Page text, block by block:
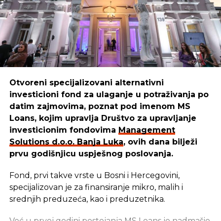
Otvoreni specijalizovani alternativni
investicioni fond za ulaganje u potraživanja po
datim zajmovima, poznat pod imenom MS
Loans, kojim upravlja Društvo za upravljanje
investicionim fondovima Management
Solutions d.o.o. Banja Luka, ovih dana bilježi
prvu godišnjicu uspješnog poslovanja.
Fond, prvi takve vrste u Bosni i Hercegovini,
specijalizovan je za finansiranje mikro, malih i
srednjih preduzeća, kao i preduzetnika.